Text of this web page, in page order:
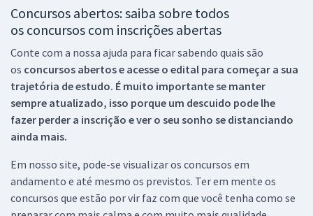
Concursos abertos: saiba sobre todos
os concursos com inscrições abertas
Conte com a nossa ajuda para ficar sabendo quais são
os concursos abertos e acesse o edital para começar a sua
trajetória de estudo. É muito importante se manter
sempre atualizado, isso porque um descuido pode lhe
fazer perder a inscrição e ver o seu sonho se distanciando
ainda mais.
Em nosso site, pode-se visualizar os concursos em
andamento e até mesmo os previstos. Ter em mente os
concursos que estão por vir faz com que você tenha como se